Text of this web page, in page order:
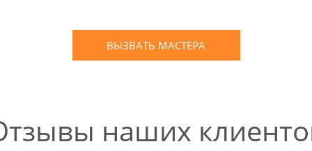
ВЫЗВАТЬ МАСТЕРА
наших